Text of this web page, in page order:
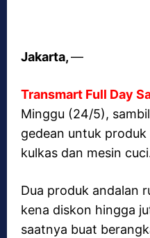
Jakarta,—
Transmart Full Day
Minggu (24/5),
gedean untuk
kulkas dan mesin
Dua produk andalan
kena diskon hingga
saatnya buat